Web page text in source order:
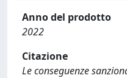
Anno del prodotto
2022
Citazione
Le conseguenze